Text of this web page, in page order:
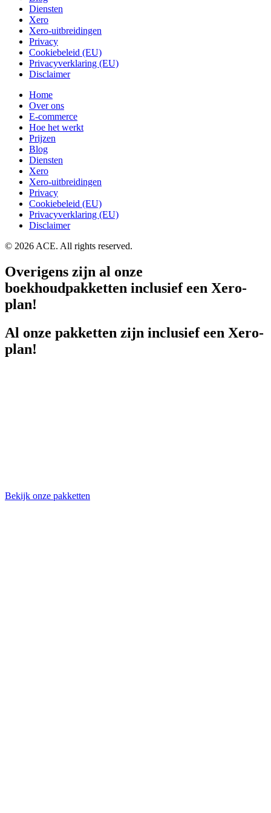
Diensten
Xero
Xero-uitbreidingen
Privacy
Cookiebeleid (EU)
Privacyverklaring (EU)
Disclaimer
Home
Over ons
E-commerce
Hoe het werkt
Prijzen
Blog
Diensten
Xero
Xero-uitbreidingen
Privacy
Cookiebeleid (EU)
Privacyverklaring (EU)
Disclaimer
© 2026 ACE. All rights reserved.
Overigens zijn al onze
boekhoudpakketten inclusief een Xero-
plan!
Al onze pakketten zijn inclusief een Xero-
plan!
Bekijk onze pakketten